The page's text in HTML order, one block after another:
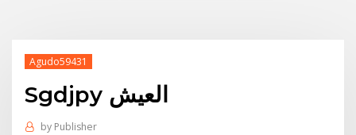
Agudo59431
Sgdjpy العيش
by Publisher